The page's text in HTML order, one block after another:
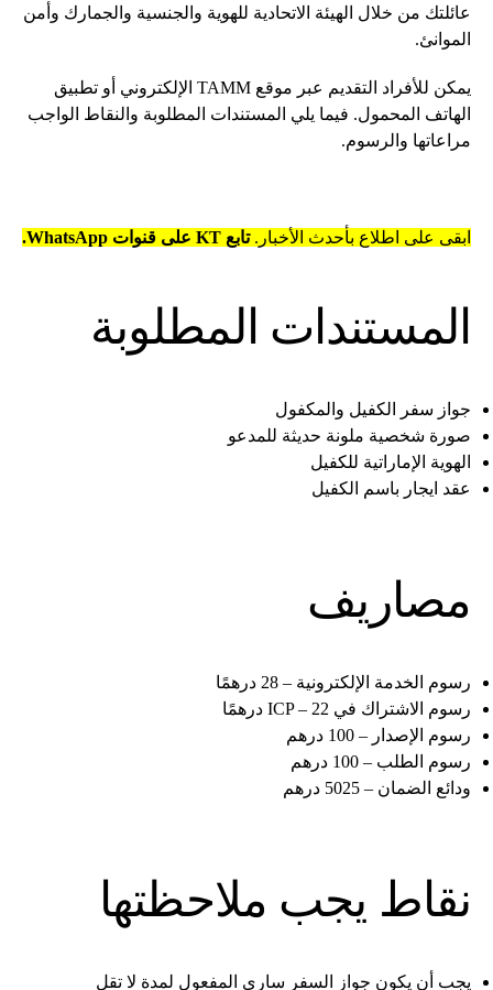
عائلتك من خلال الهيئة الاتحادية للهوية والجنسية والجمارك وأمن
الموانئ.
يمكن للأفراد التقديم عبر موقع TAMM الإلكتروني أو تطبيق
الهاتف المحمول. فيما يلي المستندات المطلوبة والنقاط الواجب
مراعاتها والرسوم.
ابقى على اطلاع بأحدث الأخبار.تابع KT على قنوات WhatsApp.
المستندات المطلوبة
جواز سفر الكفيل والمكفول
صورة شخصية ملونة حديثة للمدعو
الهوية الإماراتية للكفيل
عقد ايجار باسم الكفيل
مصاريف
رسوم الخدمة الإلكترونية – 28 درهمًا
رسوم الاشتراك في ICP – 22 درهمًا
رسوم الإصدار – 100 درهم
رسوم الطلب – 100 درهم
ودائع الضمان – 5025 درهم
نقاط يجب ملاحظتها
يجب أن يكون جواز السفر ساري المفعول لمدة لا تقل